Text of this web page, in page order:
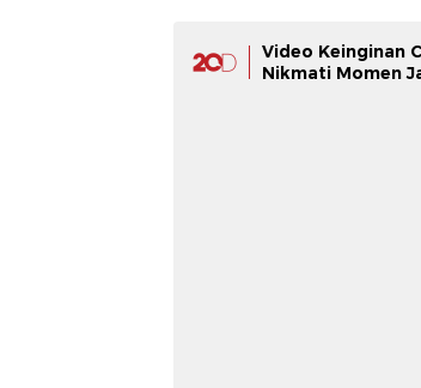
Video Keinginan
Nikmati Momen